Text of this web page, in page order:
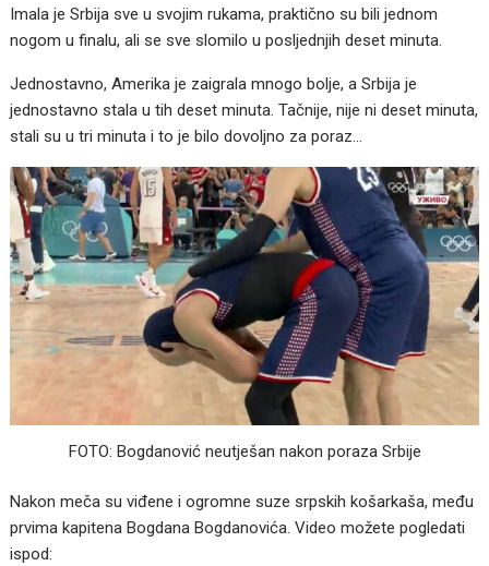
Imala je Srbija sve u svojim rukama, praktično su bili jednom
nogom u finalu, ali se sve slomilo u posljednjih deset minuta.
Jednostavno, Amerika je zaigrala mnogo bolje, a Srbija je
jednostavno stala u tih deset minuta. Tačnije, nije ni deset minuta,
stali su u tri minuta i to je bilo dovoljno za poraz…
FOTO: Bogdanović neutješan nakon poraza Srbije
Nakon meča su viđene i ogromne suze srpskih košarkaša, među
prvima kapitena Bogdana Bogdanovića. Video možete pogledati
ispod: